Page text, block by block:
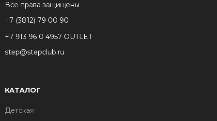
Все права защищены
+7 (3812) 79 00 90
+7 913 96 0 4957 OUTLET
step@stepclub.ru
КАТАЛОГ
Детская